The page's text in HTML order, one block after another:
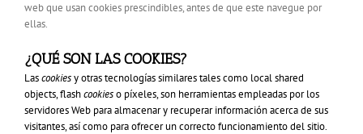
web que usan cookies prescindibles, antes de que este navegue por
ellas.
¿QUÉ SON LAS COOKIES?
Lascookiesy otras tecnologías similares tales como local shared
objects, flashcookieso píxeles, son herramientas empleadas por los
servidores Web para almacenar y recuperar información acerca de sus
visitantes, así como para ofrecer un correcto funcionamiento del sitio.